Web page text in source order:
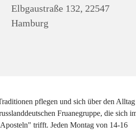
Elbgaustraße 132, 22547
Hamburg
pflegen und sich über den
Fruanegruppe, die sich
trifft. Jeden Montag von 14-16